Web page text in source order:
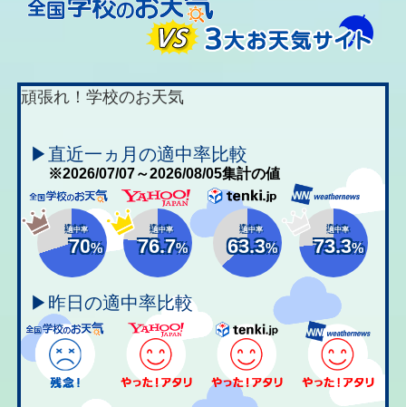
頑張れ！学校のお天気
▶直近一ヵ月の適中率比較
※2026/07/07～2026/08/05集計の値
適中率
70%
適中率
76.7%
適中率
63.3%
適中率
73.3%
▶昨日の適中率比較